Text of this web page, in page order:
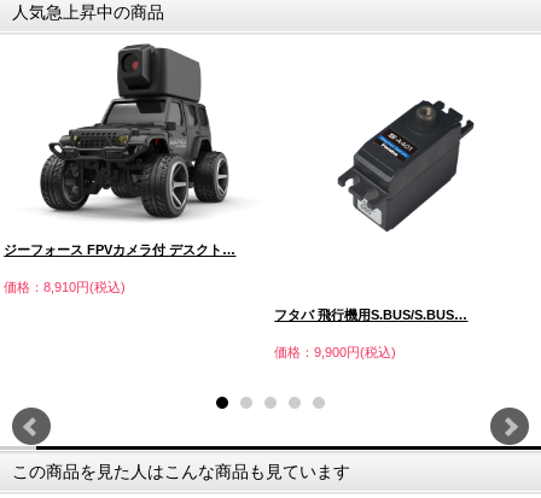
人気急上昇中の商品
ジーフォース FPVカメラ付 デスクト…
価格：8,910円(税込)
フタバ 飛行機用S.BUS/S.BUS…
価格：9,900円(税込)
この商品を見た人はこんな商品も見ています